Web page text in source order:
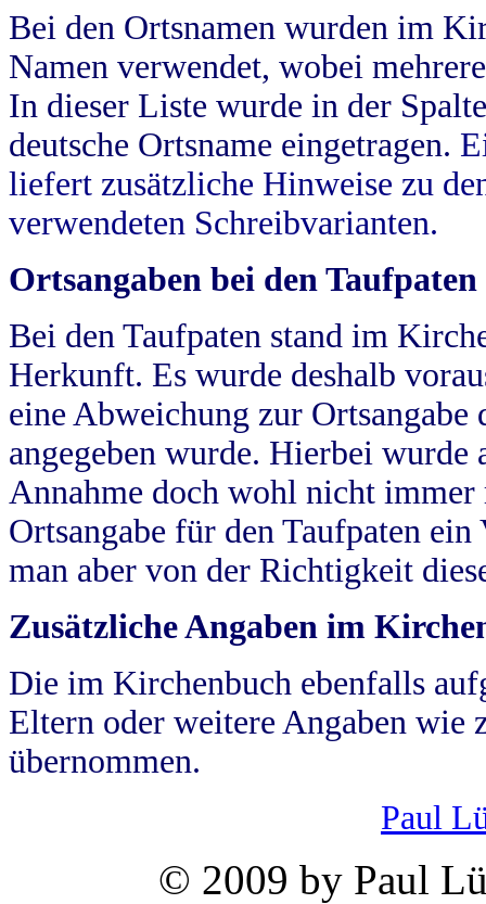
Bei den Ortsnamen wurden im
Namen verwendet, wobei
In dieser Liste wurde in der
deutsche Ortsname eingetragen.
liefert zusätzliche Hinweise zu
verwendeten Schreibvarianten.
Ortsangaben bei den Taufpaten
Bei den Taufpaten stand im
Herkunft. Es wurde deshalb
eine Abweichung zur
angegeben wurde. Hierbei wurde
Annahme doch wohl nicht
Ortsangabe für den Taufpaten
man aber von der Richtigkeit
Zusätzliche Angaben im
Die im Kirchenbuch ebenfalls
Eltern oder weitere Angaben wie
übernommen.
Paul
© 2009 by Paul